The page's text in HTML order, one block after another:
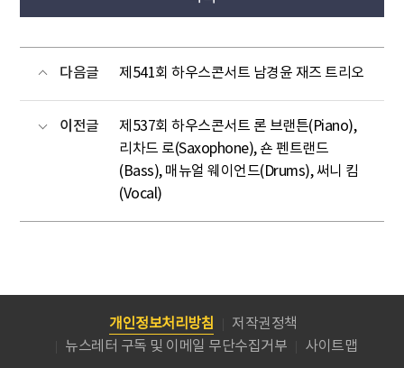
다음글 제541회 하우스콘서트 남경윤 재즈 트리오
이전글
제537회 하우스콘서트 론 브랜튼(Piano),
리차드 로(Saxophone), 숀 펜트랜드
(Bass), 매뉴얼 웨이언드(Drums), 써니 킴
(Vocal)
개인정보처리방침
저작권정책
뉴스레터 구독 및 이메일 무단수집거부
사이트맵